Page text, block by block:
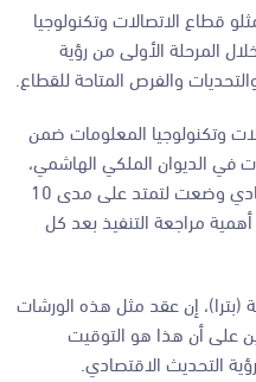
ناقش ممثلو قطاع الاتصالات وتكنولوجيا
المرحلة الأولى من رؤية
والفرص المتاحة للقطاع.
وتكنولوجيا المعلومات ضمن
في الديوان الملكي الهاشمي،
اليوم الاثنين، أن رؤية التحديث الاقتصادي وضعت لتمتد على مدى 10
مراجعة التنفيذ بعد كل
(بترا)، إن عقد مثل هذه الورشات
على أن هذا هو التوقيت
التحديث الاقتصادي.